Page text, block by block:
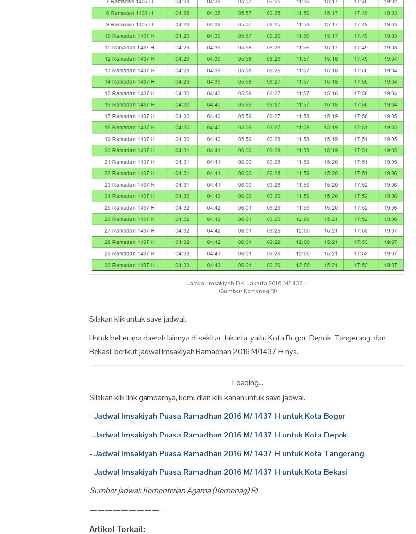
Jadwal Imsakiyah DKI Jakarta 2016 M/1437 H
(Sumber: Kemenag RI)
Silakan klik untuk save jadwal.
Untuk beberapa daerah lainnya di sekitar Jakarta, yaitu Kota Bogor, Depok, Tangerang, dan
Bekasi, berikut jadwal imsakiyah Ramadhan 2016 M/1437 H nya.
Loading...
Silakan klik link gambarnya, kemudian klik kanan untuk save jadwal.
- Jadwal Imsakiyah Puasa Ramadhan 2016 M/ 1437 H untuk Kota Bogor
- Jadwal Imsakiyah Puasa Ramadhan 2016 M/ 1437 H untuk Kota Depok
- Jadwal Imsakiyah Puasa Ramadhan 2016 M/ 1437 H untuk Kota Tangerang
- Jadwal Imsakiyah Puasa Ramadhan 2016 M/ 1437 H untuk Kota Bekasi
Sumber jadwal: Kementerian Agama (Kemenag) RI
—————————-
Artikel Terkait: